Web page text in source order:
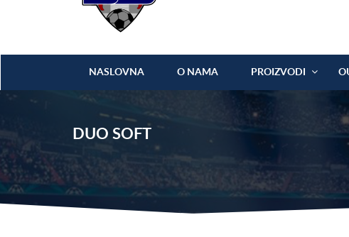
NASLOVNA O NAMA PROIZVODI
DUO SOFT